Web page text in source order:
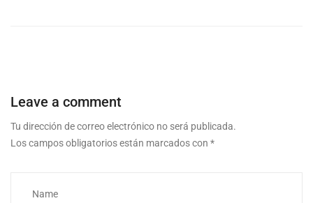
Leave a comment
Tu dirección de correo electrónico no será publicada.
Los campos obligatorios están marcados con *